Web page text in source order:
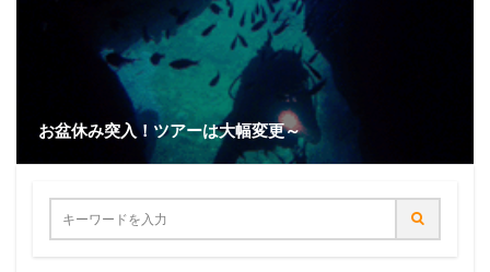
お盆休み突入！ツアーは大幅変更～